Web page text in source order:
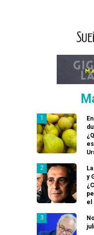
y
el